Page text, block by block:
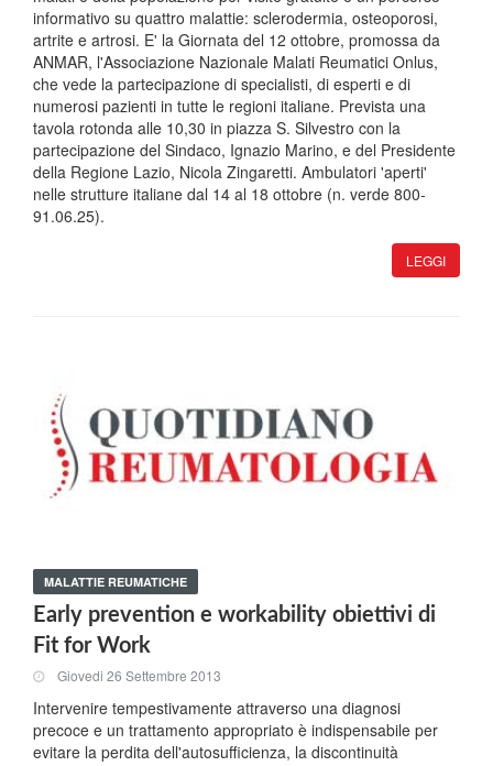
informativo su quattro malattie: sclerodermia, osteoporosi,
artrite e artrosi. E' la Giornata del 12 ottobre, promossa da
ANMAR, l'Associazione Nazionale Malati Reumatici Onlus,
che vede la partecipazione di specialisti, di esperti e di
numerosi pazienti in tutte le regioni italiane. Prevista una
tavola rotonda alle 10,30 in piazza S. Silvestro con la
partecipazione del Sindaco, Ignazio Marino, e del Presidente
della Regione Lazio, Nicola Zingaretti. Ambulatori 'aperti'
nelle strutture italiane dal 14 al 18 ottobre (n. verde 800-
91.06.25).
LEGGI
MALATTIE REUMATICHE
Early prevention e workability obiettivi di
Fit for Work
Giovedi 26 Settembre 2013
Intervenire tempestivamente attraverso una diagnosi
precoce e un trattamento appropriato è indispensabile per
evitare la perdita dell'autosufficienza, la discontinuità